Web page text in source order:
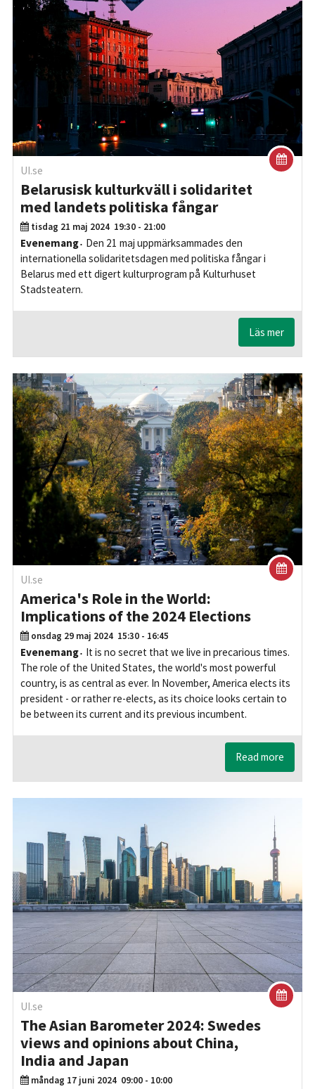
UI.se
Belarusisk kulturkväll i solidaritet
med landets politiska fångar
tisdag 21 maj 2024 19:30 - 21:00
Evenemang
Den 21 maj uppmärksammades den
internationella solidaritetsdagen med politiska fångar i
Belarus med ett digert kulturprogram på Kulturhuset
Stadsteatern.
Läs mer
UI.se
America's Role in the World:
Implications of the 2024 Elections
onsdag 29 maj 2024 15:30 - 16:45
Evenemang
It is no secret that we live in precarious times.
The role of the United States, the world's most powerful
country, is as central as ever. In November, America elects its
president - or rather re-elects, as its choice looks certain to
be between its current and its previous incumbent.
Read more
UI.se
The Asian Barometer 2024: Swedes
views and opinions about China,
India and Japan
måndag 17 juni 2024 09:00 - 10:00